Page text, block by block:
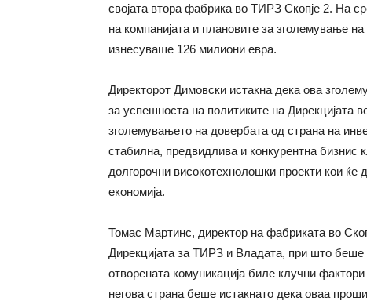
својата втора фабрика во ТИРЗ Скопје 2. На
на компанијата и плановите за зголемување
изнесуваше 126 милиони евра.
Директорот Димовски истакна дека ова
за успешноста на политиките на Дирекцијата
зголемувањето на довербата од страна на
стабилна, предвидлива и конкурентна бизнис
долгорочни високотехнолошки проекти кои
економија.
Томас Мартинс, директор на фабриката во
Дирекцијата за ТИРЗ и Владата, при што
отворената комуникација биле клучни
негова страна беше истакнато дека оваа